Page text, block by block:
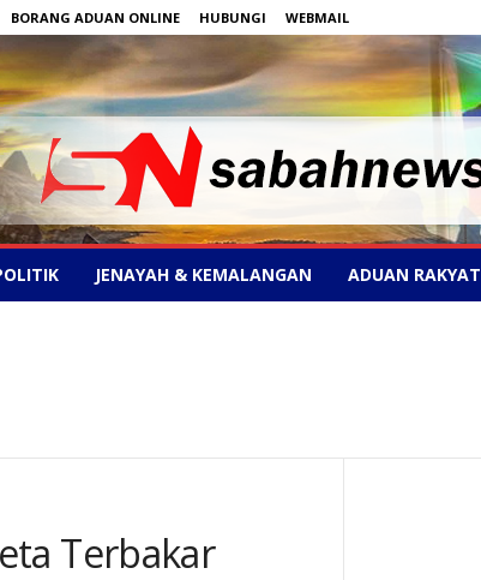
BORANG ADUAN ONLINE HUBUNGI WEBMAIL
JENAYAH & KEMALANGAN ADUAN RAKYAT
Terbakar